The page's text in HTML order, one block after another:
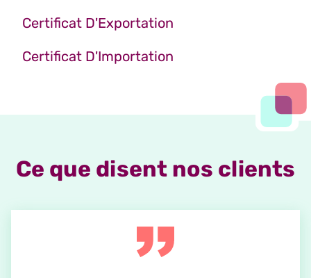
Certificat D'Exportation
Certificat D'Importation
Ce que disent nos clients